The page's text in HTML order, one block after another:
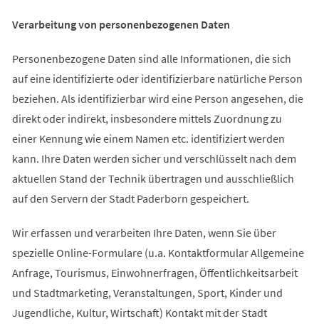
Verarbeitung von personenbezogenen Daten
Personenbezogene Daten sind alle Informationen, die sich
auf eine identifizierte oder identifizierbare natürliche Person
beziehen. Als identifizierbar wird eine Person angesehen, die
direkt oder indirekt, insbesondere mittels Zuordnung zu
einer Kennung wie einem Namen etc. identifiziert werden
kann. Ihre Daten werden sicher und verschlüsselt nach dem
aktuellen Stand der Technik übertragen und ausschließlich
auf den Servern der Stadt Paderborn gespeichert.
Wir erfassen und verarbeiten Ihre Daten, wenn Sie über
spezielle Online-Formulare (u.a. Kontaktformular Allgemeine
Anfrage, Tourismus, Einwohnerfragen, Öffentlichkeitsarbeit
und Stadtmarketing, Veranstaltungen, Sport, Kinder und
Jugendliche, Kultur, Wirtschaft) Kontakt mit der Stadt